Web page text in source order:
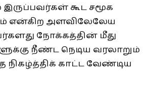
கூட சமூக
என்கிற அளவிலேலேய
நோக்கத்தின் மீது
நீண்ட நெடிய வரலாறும்
காட்ட வேண்டிய